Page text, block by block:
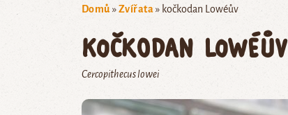
Domů »Zvířata» kočkodan Lowéův
kočkodan Lowéův
Cercopithecus lowei